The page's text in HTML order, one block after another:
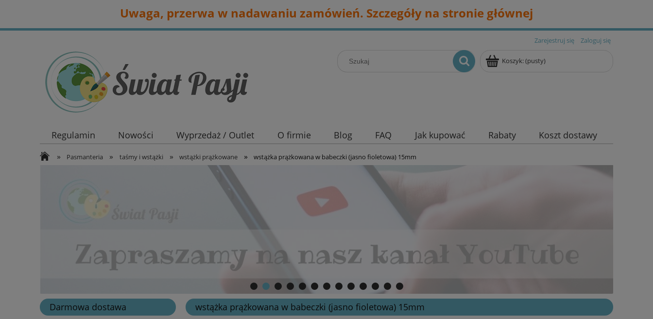
Uwaga, przerwa w nadawaniu zamówień. Szczegóły na stronie głównej
Zarejestruj się Zaloguj się
Koszyk:(pusty)
Regulamin Nowości Wyprzedaż / Outlet O firmie Blog FAQ Jak kupować Rabaty Koszt dostawy
» Pasmanteria » taśmy i wstążki » wstążki prążkowane » wstążka prążkowana w babeczki (jasno fioletowa) 15mm
Darmowa dostawa wstążka prążkowana w babeczki (jasno fioletowa) 15mm